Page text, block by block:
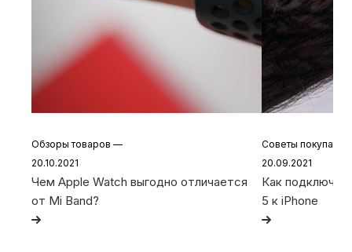
Обзоры товаров —
20.10.2021
Чем Apple Watch выгодно отличается
от Mi Band?
Советы
20.09.2021
Как
5 к iPhone